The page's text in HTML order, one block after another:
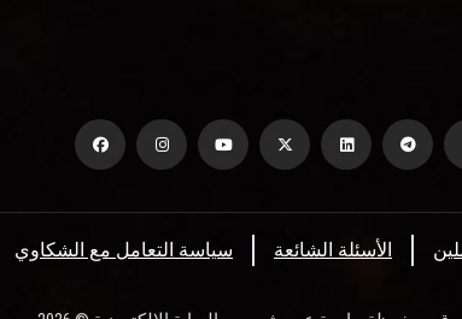
سياسة التعامل مع الشكاوي الأسئلة الشائعة